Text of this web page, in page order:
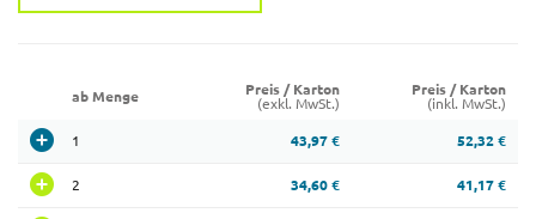
ab Menge
Preis / Karton
(exkl. MwSt.)
Preis / Karton
(inkl. MwSt.)
1 43,97 € 52,32 €
2 34,60 € 41,17 €